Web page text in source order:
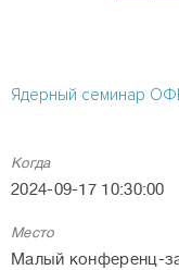
Ядерный семинар
Когда
2024-09-17 10:30:00
Место
Малый конференц-